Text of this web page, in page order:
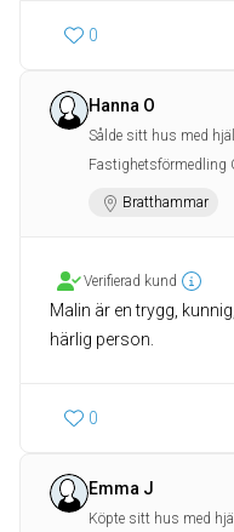
0
Hanna O
Sålde sitt hus med
Fastighetsförmedling
Bratthammar
Verifierad kund
Malin är en trygg,
härlig person.
0
Emma J
Köpte sitt hus med